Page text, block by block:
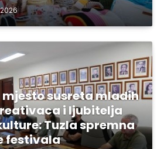
susreta mladih
i ljubitelja
Tuzla spremna
festivala